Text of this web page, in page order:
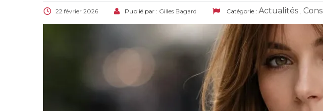
22 février 2026 Publié par : Gilles Bagard Catégorie : Actualités ,